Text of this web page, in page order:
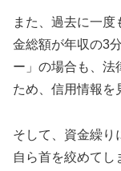
また、過去に一
金総額が年収の3
ー」の場合も、法
ため、信用情報を
そして、資金繰り
自ら首を絞めてし